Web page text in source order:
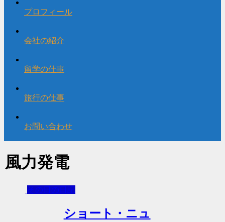
プロフィール
会社の紹介
留学の仕事
旅行の仕事
お問い合わせ
風力発電
その日の日記
ショート・ニュ